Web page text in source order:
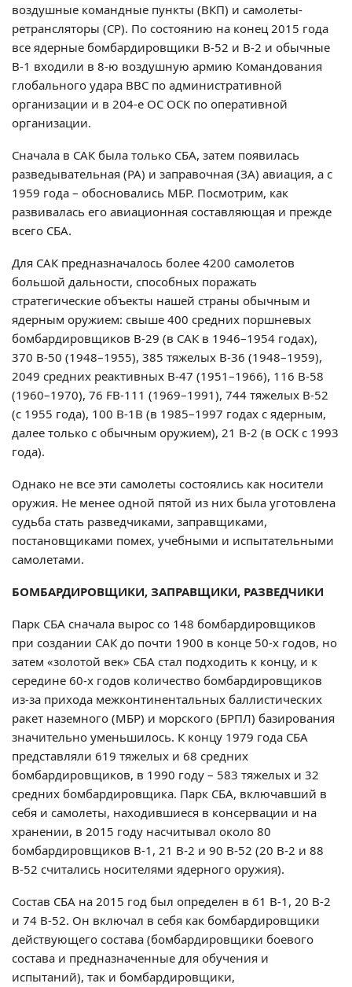
воздушные командные пункты (ВКП) и самолеты-
ретрансляторы (СР). По состоянию на конец 2015 года
все ядерные бомбардировщики В-52 и В-2 и обычные
В-1 входили в 8-ю воздушную армию Командования
глобального удара ВВС по административной
организации и в 204-е ОС ОСК по оперативной
организации.
Сначала в САК была только СБА, затем появилась
разведывательная (РА) и заправочная (ЗА) авиация, а с
1959 года – обосновались МБР. Посмотрим, как
развивалась его авиационная составляющая и прежде
всего СБА.
Для САК предназначалось более 4200 самолетов
большой дальности, способных поражать
стратегические объекты нашей страны обычным и
ядерным оружием: свыше 400 средних поршневых
бомбардировщиков В-29 (в САК в 1946–1954 годах),
370 В-50 (1948–1955), 385 тяжелых В-36 (1948–1959),
2049 средних реактивных В-47 (1951–1966), 116 В-58
(1960–1970), 76 FВ-111 (1969–1991), 744 тяжелых В-52
(с 1955 года), 100 В-1В (в 1985–1997 годах с ядерным,
далее только с обычным оружием), 21 В-2 (в ОСК с 1993
года).
Однако не все эти самолеты состоялись как носители
оружия. Не менее одной пятой из них была уготовлена
судьба стать разведчиками, заправщиками,
постановщиками помех, учебными и испытательными
самолетами.
БОМБАРДИРОВЩИКИ, ЗАПРАВЩИКИ, РАЗВЕДЧИКИ
Парк СБА сначала вырос со 148 бомбардировщиков
при создании САК до почти 1900 в конце 50-х годов, но
затем «золотой век» СБА стал подходить к концу, и к
середине 60-х годов количество бомбардировщиков
из-за прихода межконтинентальных баллистических
ракет наземного (МБР) и морского (БРПЛ) базирования
значительно уменьшилось. К концу 1979 года СБА
представляли 619 тяжелых и 68 средних
бомбардировщиков, в 1990 году – 583 тяжелых и 32
средних бомбардировщика. Парк СБА, включавший в
себя и самолеты, находившиеся в консервации и на
хранении, в 2015 году насчитывал около 80
бомбардировщиков В-1, 21 В-2 и 90 В-52 (20 В-2 и 88
В-52 считались носителями ядерного оружия).
Состав СБА на 2015 год был определен в 61 В-1, 20 В-2
и 74 В-52. Он включал в себя как бомбардировщики
действующего состава (бомбардировщики боевого
состава и предназначенные для обучения и
испытаний), так и бомбардировщики,